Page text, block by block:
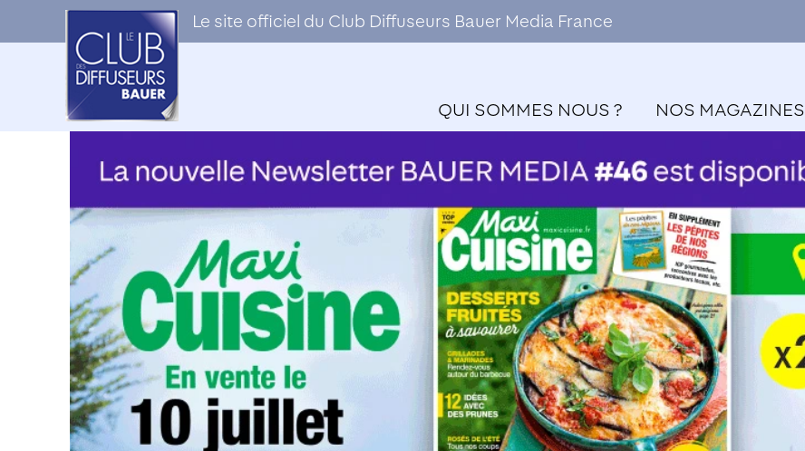
Le site officiel du Club Diffuseurs Bauer Media France
QUI SOMMES NOUS ? NOS MAGAZINES